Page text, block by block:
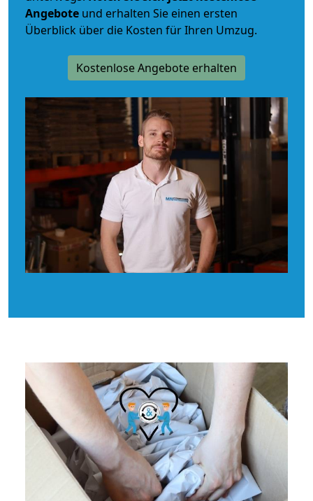
Angebote und erhalten Sie einen ersten
Überblick über die Kosten für Ihren Umzug.
Kostenlose Angebote erhalten